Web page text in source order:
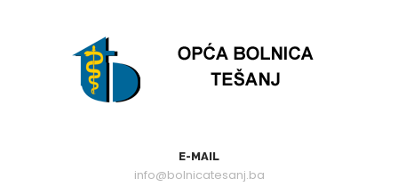
E-MAIL
info@bolnicatesanj.ba